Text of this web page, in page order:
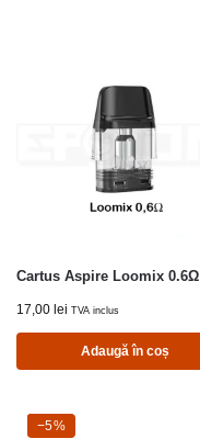
Cartus Aspire Loomix 0.6Ω
17,00 lei TVA inclus
Adaugă în coș
-5%
−5%